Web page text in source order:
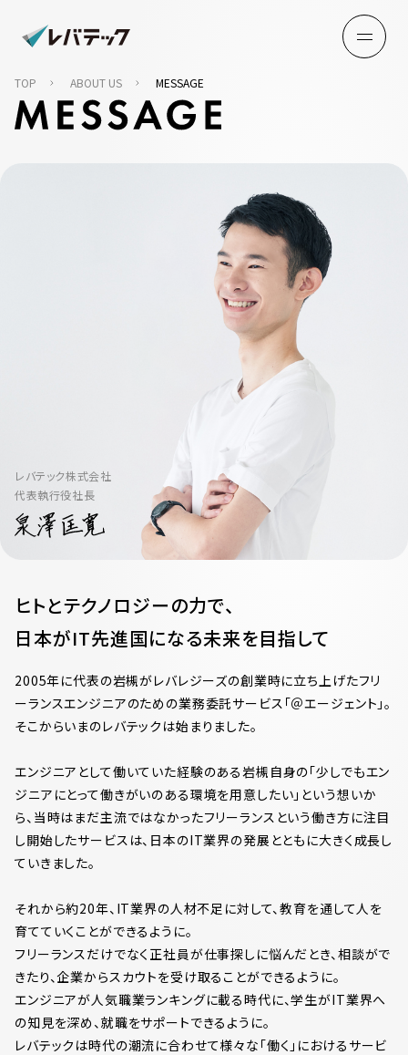
TOP ABOUT US MESSAGE
レバテック株式会社
代表執行役社長
ヒトとテクノロジーの力で、
日本がIT先進国になる未来を目指して
2005年に代表の岩槻がレバレジーズの創業時に立ち上げたフリ
ーランスエンジニアのための業務委託サービス「＠エージェント」。
そこからいまのレバテックは始まりました。
エンジニアとして働いていた経験のある岩槻自身の「少しでもエン
ジニアにとって働きがいのある環境を用意したい」という想いか
ら、当時はまだ主流ではなかったフリーランスという働き方に注目
し開始したサービスは、日本のIT業界の発展とともに大きく成長し
ていきました。
それから約20年、IT業界の人材不足に対して、教育を通して人を
育てていくことができるように。
フリーランスだけでなく正社員が仕事探しに悩んだとき、相談がで
きたり、企業からスカウトを受け取ることができるように。
エンジニアが人気職業ランキングに載る時代に、学生がIT業界へ
の知見を深め、就職をサポートできるように。
レバテックは時代の潮流に合わせて様々な「働く」におけるサービ